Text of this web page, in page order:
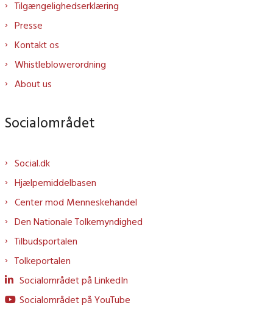
Tilgængelighedserklæring
Presse
Kontakt os
Whistleblowerordning
About us
Socialområdet
Social.dk
Hjælpemiddelbasen
Center mod Menneskehandel
Den Nationale Tolkemyndighed
Tilbudsportalen
Tolkeportalen
Socialområdet på LinkedIn
Socialområdet på YouTube